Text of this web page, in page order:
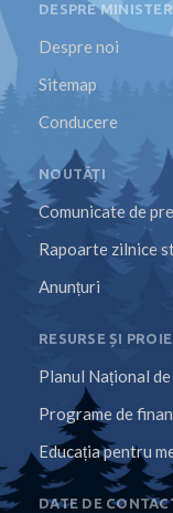
DESPRE MINISTER
Despre noi
Sitemap
Conducere
NOUTĂȚI
Comunicate de
Rapoarte zilnice
Anunțuri
RESURSE ȘI
Planul Național
Programe de
Educația pentru
DATE DE